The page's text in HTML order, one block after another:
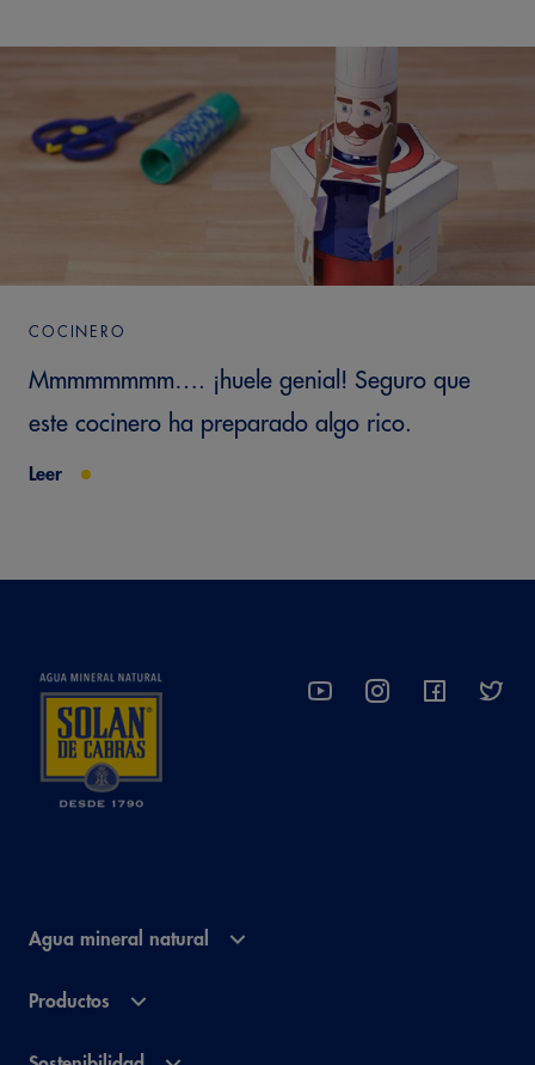
COCINERO
Mmmmmmmm…. ¡huele genial! Seguro que
este cocinero ha preparado algo rico.
Leer
Agua mineral natural
Productos